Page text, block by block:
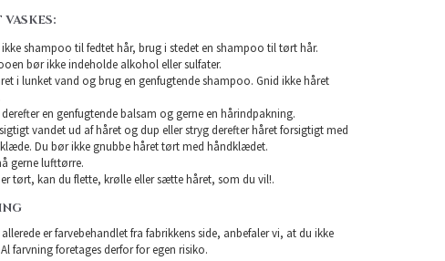
ikke shampoo til fedtet hår, brug i stedet en shampoo til tørt hår.
bør ikke indeholde alkohol eller sulfater.
i lunket vand og brug en genfugtende shampoo. Gnid ikke håret
en genfugtende balsam og gerne en hårindpakning.
vandet ud af håret og dup eller stryg derefter håret forsigtigt med
Du bør ikke gnubbe håret tørt med håndklædet.
gerne lufttørre.
tørt, kan du flette, krølle eller sætte håret, som du vil!.
er farvebehandlet fra fabrikkens side, anbefaler vi, at du ikke
farvning foretages derfor for egen risiko.